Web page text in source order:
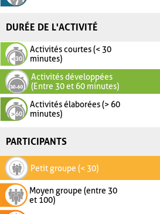
DURÉE DE L'ACTIVITÉ
Activités courtes (< 30
minutes)
Activités développées
(Entre 30 et 60 minutes)
Activités élaborées (> 60
minutes)
PARTICIPANTS
Petit groupe (< 30)
Moyen groupe (entre 30
et 100)